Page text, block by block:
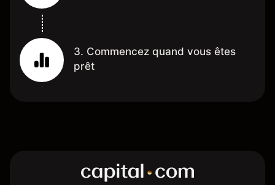
3. Commencez quand vous êtes
prêt